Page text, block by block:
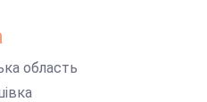
область